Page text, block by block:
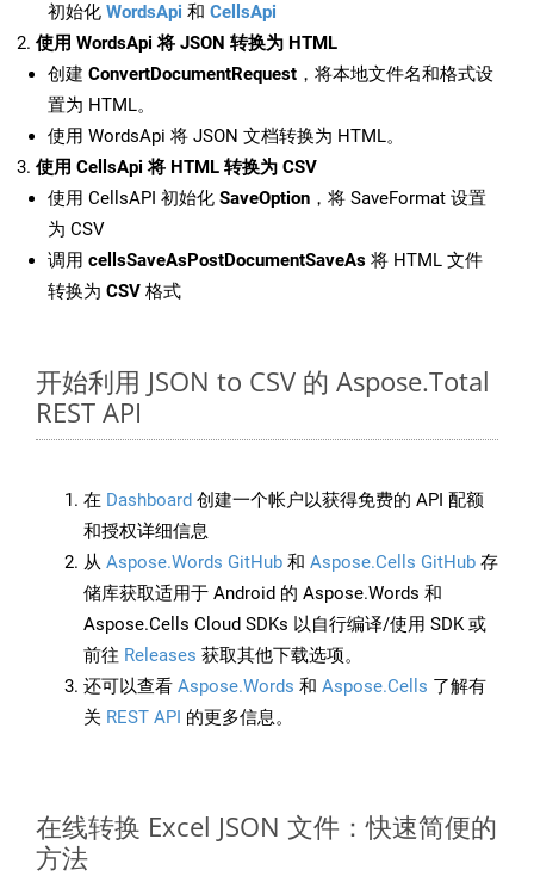
初始化 WordsApi 和 CellsApi
使用 WordsApi 将 JSON 转换为 HTML
创建 ConvertDocumentRequest ，将本地文件名和格式设
置为 HTML。
使用 WordsApi 将 JSON 文档转换为 HTML。
使用 CellsApi 将 HTML 转换为 CSV
使用 CellsAPI 初始化 SaveOption ，将 SaveFormat 设置
为 CSV
调用 cellsSaveAsPostDocumentSaveAs 将 HTML 文件
转换为 CSV 格式
开始利用 JSON to CSV 的 Aspose.Total
REST API
在 Dashboard 创建一个帐户以获得免费的 API 配额
和授权详细信息
从 Aspose.Words GitHub 和 Aspose.Cells GitHub 存
储库获取适用于 Android 的 Aspose.Words 和
Aspose.Cells Cloud SDKs 以自行编译/使用 SDK 或
前往 Releases 获取其他下载选项。
还可以查看 Aspose.Words 和 Aspose.Cells 了解有
关 REST API 的更多信息。
在线转换 Excel JSON 文件：快速简便的
方法